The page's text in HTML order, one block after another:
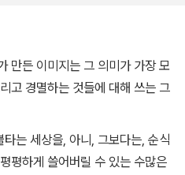
에 기지개
만든 이미지는 그 의미가 가장 모
고 경멸하는 것들에 대해 쓰는 그
는 세상을, 아니, 그보다는, 순식
평하게 쓸어버릴 수 있는 수많은